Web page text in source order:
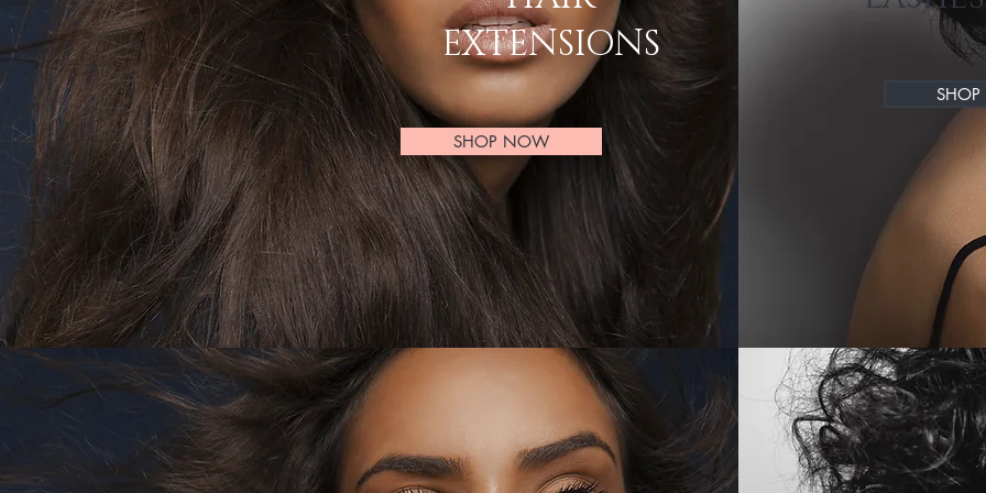
EXTENSIONS
SHOP NOW